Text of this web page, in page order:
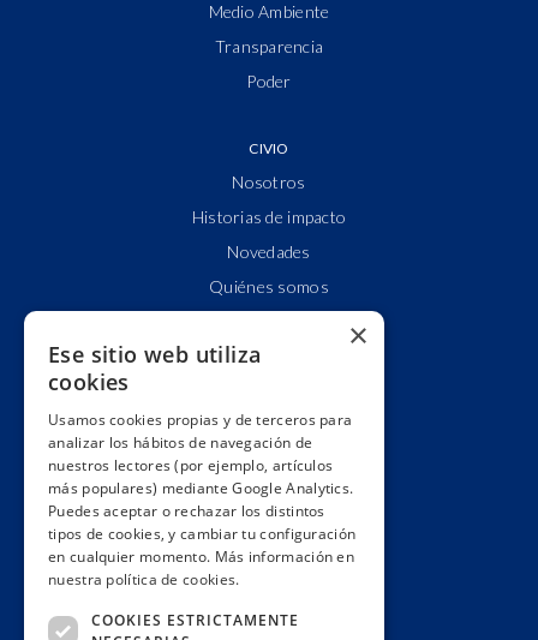
Medio Ambiente
Transparencia
Poder
CIVIO
Nosotros
Historias de impacto
Novedades
Quiénes somos
Alianzas y redes
Impacto
Premios
Formación
Código ético
Re-publica
×
Ese sitio web utiliza
cookies
Usamos cookies propias y de terceros para
analizar los hábitos de navegación de
nuestros lectores (por ejemplo, artículos
más populares) mediante Google Analytics.
Puedes aceptar o rechazar los distintos
tipos de cookies, y cambiar tu configuración
en cualquier momento. Más información en
nuestra política de cookies.
COOKIES ESTRICTAMENTE